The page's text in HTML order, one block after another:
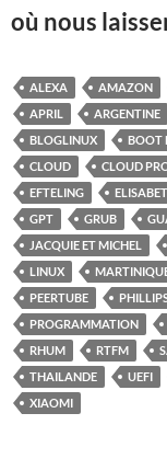
où nous
ALEXA AMAZON
APRIL
ARGENTINE
BLOGLINUX
BOOT
CLOUD
CLOUD
EFTELING
GPT
GRUB
JACQUIE ET MICHEL
LINUX
PEERTUBE
PROGRAMMATION
RHUM
RTFM
THAILANDE
UEFI
XIAOMI